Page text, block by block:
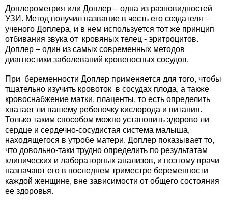
Доплерометрия или Доплер – одна из разновидностей
УЗИ. Метод получил название в честь его создателя –
ученого Доплера, и в нем используется тот же принцип
отбивания звука от кровяных телец - эритроцитов.
Доплер – один из самых современных методов
диагностики заболеваний кровеносных сосудов.
При беременности Доплер применяется для того, чтобы
тщательно изучить кровоток в сосудах плода, а также
кровоснабжение матки, плаценты, то есть определить
хватает ли вашему ребеночку кислорода и питания.
Только таким способом можно установить здорово ли
сердце и сердечно-сосудистая система малыша,
находящегося в утробе матери. Доплер показывает то,
что довольно-таки трудно определить по результатам
клинических и лабораторных анализов, и поэтому врачи
назначают его в последнем триместре беременности
каждой женщине, вне зависимости от общего состояния
ее здоровья.